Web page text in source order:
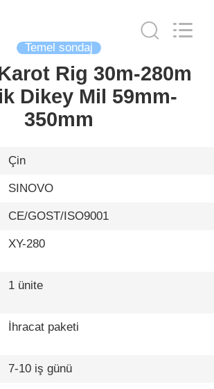
Temel sondaj
Rig 30m-280m
Dikey Mil 59mm-
350mm
Çin
SINOVO
CE/GOST/ISO9001
XY-280
1 ünite
İhracat paketi
7-10 iş günü